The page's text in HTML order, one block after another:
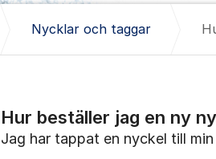
Nycklar och taggar
Hur beställer jag en ny
Jag har tappat en nyckel till